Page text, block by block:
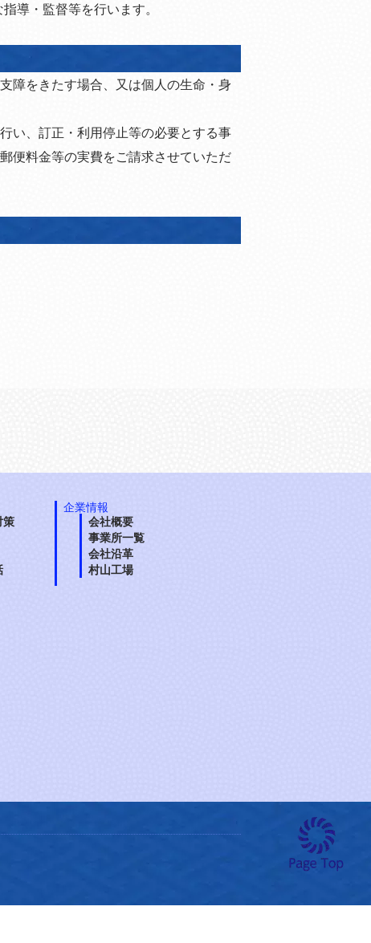
導・監督等を行います。
障をきたす場合、又は個人の生命・身
い、訂正・利用停止等の必要とする事
便料金等の実費をご請求させていただ
策
企業情報
会社概要
事業所一覧
会社沿革
村山工場